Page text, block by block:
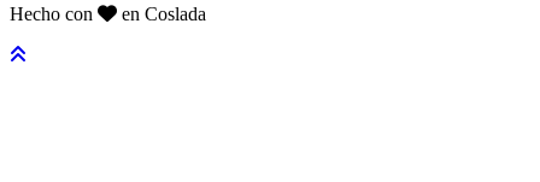
Hecho con
en Coslada